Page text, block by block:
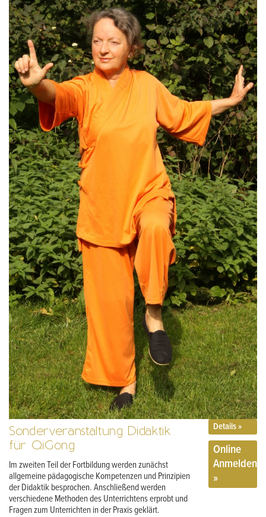
Sonderveranstaltung Didaktik
für QiGong
Im zweiten Teil der Fortbildung werden zunächst
allgemeine pädagogische Kompetenzen und Prinzipien
der Didaktik besprochen. Anschließend werden
verschiedene Methoden des Unterrichtens erprobt und
Fragen zum Unterrichten in der Praxis geklärt.
Details »
Online
Anmelden
»